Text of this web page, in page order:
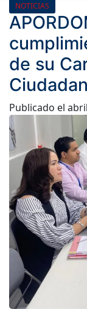
NOTICIAS
de su
Publicado el